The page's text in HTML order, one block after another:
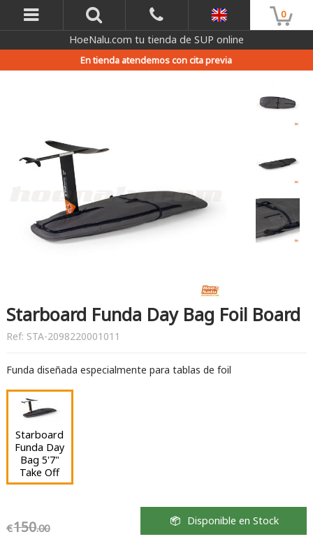
0
HoeNalu.com tu tienda de SUP online
En tienda atendemos con cita previa
Starboard Funda Day Bag Foil Board
Ref: STA-2098220001011
Funda diseñada especialmente para tablas de foil
Starboard
Funda Day
Bag 5'7"
Take Off
€150.00
Disponible en Stock